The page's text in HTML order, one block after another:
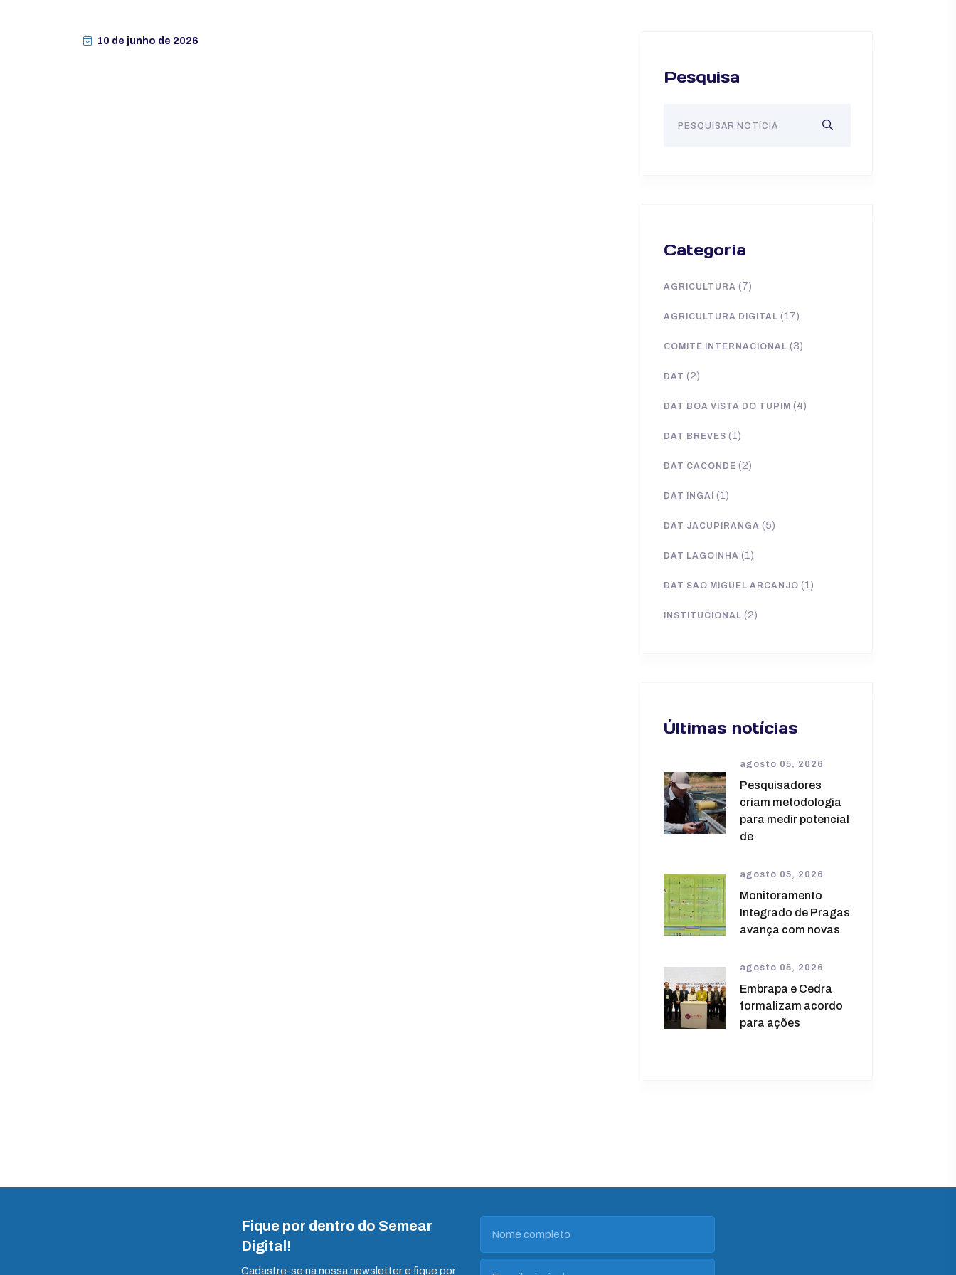
10 de junho de 2026
Pesquisa
Categoria
AGRICULTURA (7)
AGRICULTURA DIGITAL (17)
COMITÊ INTERNACIONAL (3)
DAT (2)
DAT BOA VISTA DO TUPIM (4)
DAT BREVES (1)
DAT CACONDE (2)
DAT INGAÍ (1)
DAT JACUPIRANGA (5)
DAT LAGOINHA (1)
DAT SÃO MIGUEL ARCANJO (1)
INSTITUCIONAL (2)
Últimas notícias
agosto 05, 2026
Pesquisadores
criam metodologia
para medir potencial
de
agosto 05, 2026
Monitoramento
Integrado de Pragas
avança com novas
agosto 05, 2026
Embrapa e Cedra
formalizam acordo
para ações
Fique por dentro do Semear
Digital!
Cadastre-se na nossa newsletter e fique por